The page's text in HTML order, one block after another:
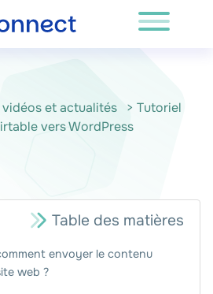
vidéos et actualités
> Tutoriel
vers WordPress
Table des matières
envoyer le contenu
web ?